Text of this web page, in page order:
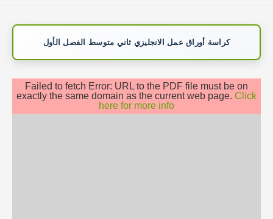
كراسة أوراق عمل الانجليزي ثاني متوسط الفصل الأول
Failed to fetch Error: URL to the PDF file must be on
exactly the same domain as the current web page. Click
here for more info